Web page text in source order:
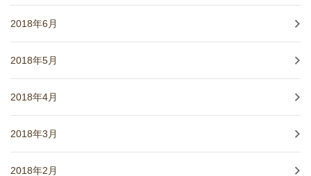
2018年6月
2018年5月
2018年4月
2018年3月
2018年2月